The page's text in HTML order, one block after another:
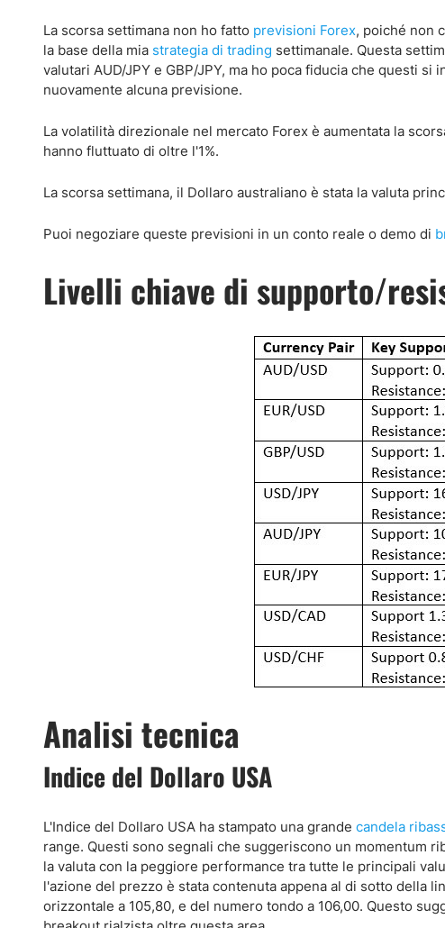
La scorsa settimana non ho fatto previsioni Forex, poiché non
la base della mia strategia di trading settimanale. Questa
valutari AUD/JPY e GBP/JPY, ma ho poca fiducia che questi
nuovamente alcuna previsione.
La volatilità direzionale nel mercato Forex è aumentata la
hanno fluttuato di oltre l'1%.
La scorsa settimana, il Dollaro australiano è stata la valuta
Puoi negoziare queste previsioni in un conto reale o demo di
Livelli chiave di supporto/
Analisi tecnica
Indice del Dollaro USA
L'Indice del Dollaro USA ha stampato una grande candela
range. Questi sono segnali che suggeriscono un momentum
la valuta con la peggiore performance tra tutte le principali
l'azione del prezzo è stata contenuta appena al di sotto della
orizzontale a 105,80, e del numero tondo a 106,00. Questo